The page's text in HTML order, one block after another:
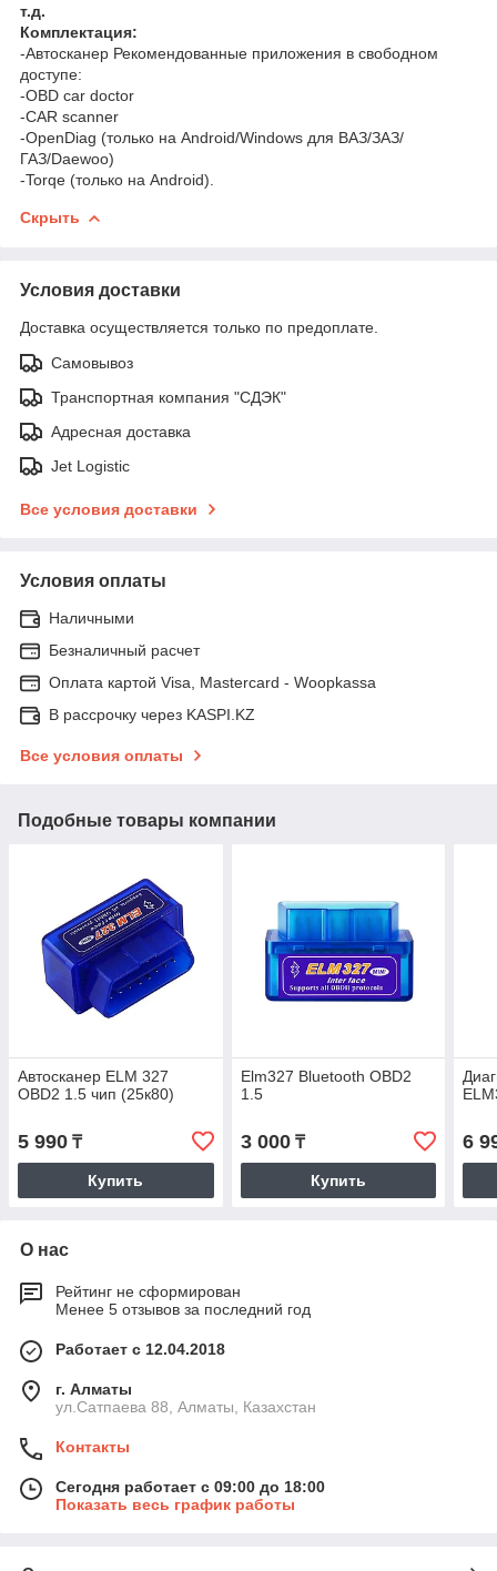
т.д.
Комплектация:
-Автосканер Рекомендованные приложения в свободном
доступе:
-OBD car doctor
-CAR scanner
-OpenDiag (только на Android/Windows для ВАЗ/ЗАЗ/
ГАЗ/Daewoo)
-Torqe (только на Android).
Скрыть
Условия доставки
Доставка осуществляется только по предоплате.
Самовывоз
Транспортная компания "СДЭК"
Адресная доставка
Jet Logistic
Все условия доставки
Условия оплаты
Наличными
Безналичный расчет
Оплата картой Visa, Mastercard - Woopkassa
В рассрочку через KASPI.KZ
Все условия оплаты
Подобные товары компании
Автосканер ELM 327
OBD2 1.5 чип (25к80)
5 990 ₸
Купить
Elm327 Bluetooth OBD2
1.5
3 000₸
Купить
6
О нас
Рейтинг не сформирован
Менее 5 отзывов за последний год
Работает с 12.04.2018
г. Алматы
ул.Сатпаева 88, Алматы, Казахстан
Контакты
Сегодня работает с 09:00 до 18:00
Показать весь график работы